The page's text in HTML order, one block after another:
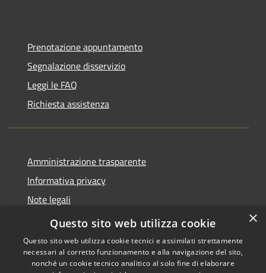
Prenotazione appuntamento
Segnalazione disservizio
Leggi le FAQ
Richiesta assistenza
Amministrazione trasparente
Informativa privacy
Note legali
Dichiarazione di accessibilità
×
Questo sito web utilizza cookie
Questo sito web utilizza cookie tecnici e assimilati strettamente
necessari al corretto funzionamento e alla navigazione del sito,
nonché un cookie tecnico analitico al solo fine di elaborare